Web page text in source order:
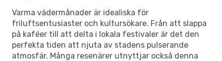
Varma vädermånader är idealiska för
friluftsentusiaster och kultursökare. Från att slappa
på kaféer till att delta i lokala festivaler är det den
perfekta tiden att njuta av stadens pulserande
atmosfär. Många resenärer utnyttjar också denna